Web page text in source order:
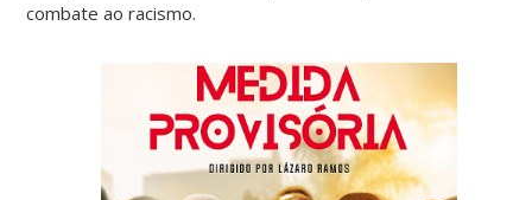
combate ao racismo.